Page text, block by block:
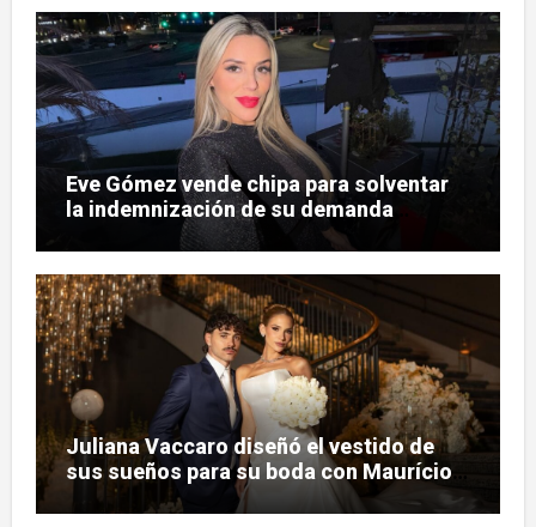
Eve Gómez vende chipa para solventar
la indemnización de su demanda
Juliana Vaccaro diseñó el vestido de
sus sueños para su boda con Maurício
Prado